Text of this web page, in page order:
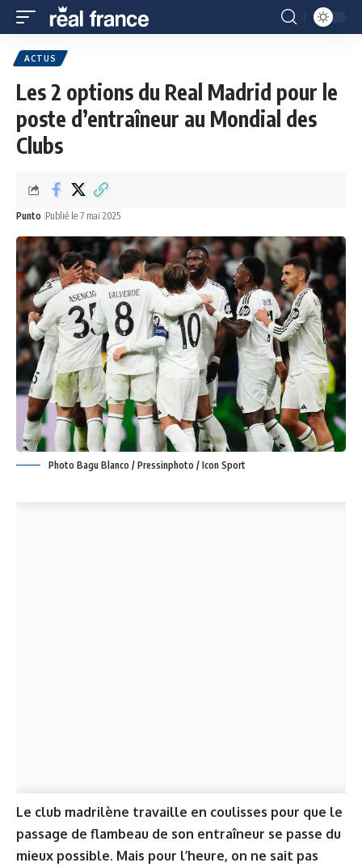
ACTUS
Les 2 options du Real Madrid pour le
poste d’entraîneur au Mondial des
Clubs
Punto Publié le 7 mai 2025
Photo Bagu Blanco / Pressinphoto / Icon Sport
Le club madrilène travaille en coulisses pour que le
passage de flambeau de son entraîneur se passe du
mieux possible. Mais pour l’heure, on ne sait pas